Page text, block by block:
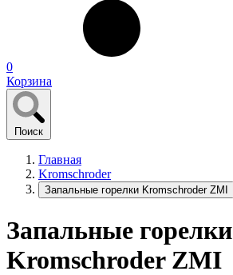
0
Корзина
Поиск
Главная
Kromschroder
Запальные горелки Kromschroder ZМI
Запальные горелки
Kromschroder ZМI